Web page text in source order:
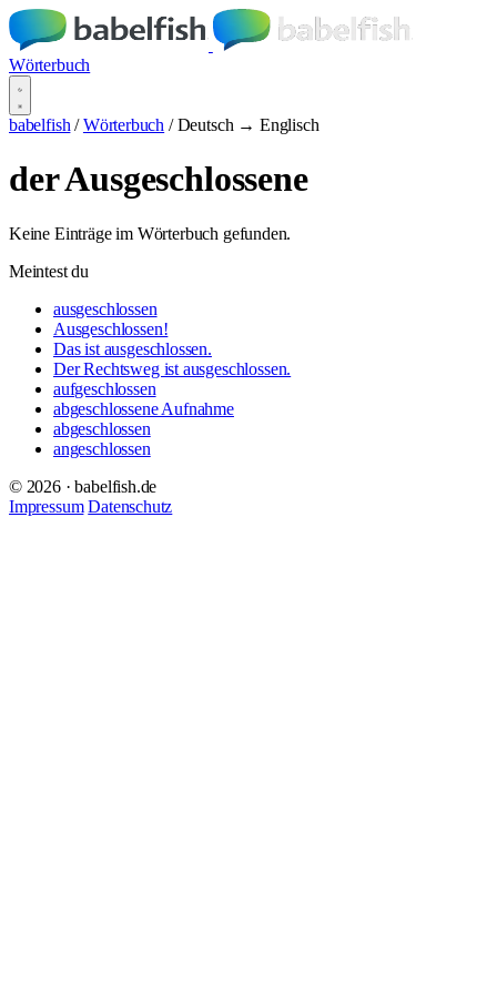
Wörterbuch
babelfish / Wörterbuch / Deutsch → Englisch
der Ausgeschlossene
Keine Einträge im Wörterbuch gefunden.
Meintest du
ausgeschlossen
Ausgeschlossen!
Das ist ausgeschlossen.
Der Rechtsweg ist ausgeschlossen.
aufgeschlossen
abgeschlossene Aufnahme
abgeschlossen
angeschlossen
© 2026 · babelfish.de
Impressum Datenschutz